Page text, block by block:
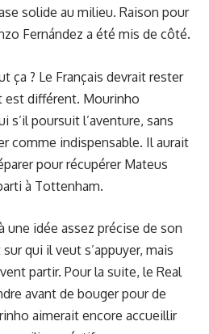
solide au milieu. Raison pour
Fernández a été mis de côté.
ça ? Le Français devrait rester
est différent. Mourinho
s’il poursuit l’aventure, sans
comme indispensable. Il aurait
pour récupérer Mateus
à Tottenham.
une idée assez précise de son
qui il veut s’appuyer, mais
partir. Pour la suite, le Real
avant de bouger pour de
aimerait encore accueillir